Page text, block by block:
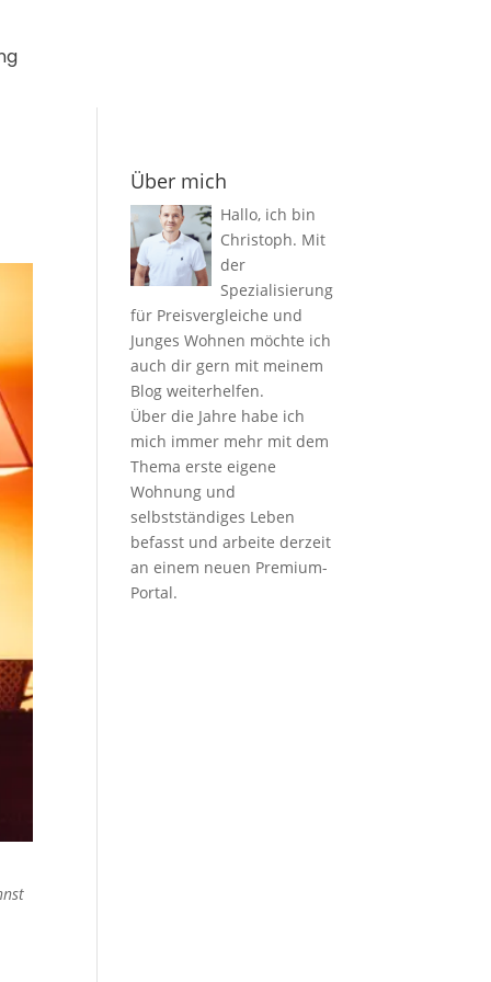
Über mich
Hallo, ich bin
Christoph. Mit
der
Spezialisierung
für Preisvergleiche und
Junges Wohnen möchte ich
auch dir gern mit meinem
Blog weiterhelfen.
Über die Jahre habe ich
mich immer mehr mit dem
Thema erste eigene
Wohnung und
selbstständiges Leben
befasst und arbeite derzeit
an einem neuen Premium-
Portal.